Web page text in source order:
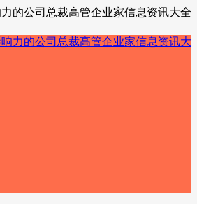
的公司总裁高管企业家信息资讯大全